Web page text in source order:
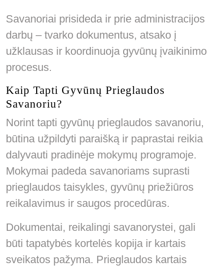
Savanoriai prisideda ir prie administracijos
darbų – tvarko dokumentus, atsako į
užklausas ir koordinuoja gyvūnų įvaikinimo
procesus.
Kaip Tapti Gyvūnų Prieglaudos
Savanoriu?
Norint tapti gyvūnų prieglaudos savanoriu,
būtina užpildyti paraišką ir paprastai reikia
dalyvauti pradinėje mokymų programoje.
Mokymai padeda savanoriams suprasti
prieglaudos taisykles, gyvūnų priežiūros
reikalavimus ir saugos procedūras.
Dokumentai, reikalingi savanorystei, gali
būti tapatybės kortelės kopija ir kartais
sveikatos pažyma. Prieglaudos kartais